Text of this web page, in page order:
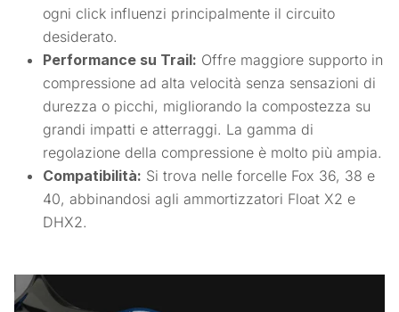
ogni click influenzi principalmente il circuito
desiderato.
Performance su Trail: Offre maggiore supporto in
compressione ad alta velocità senza sensazioni di
durezza o picchi, migliorando la compostezza su
grandi impatti e atterraggi. La gamma di
regolazione della compressione è molto più ampia.
Compatibilità: Si trova nelle forcelle Fox 36, 38 e
40, abbinandosi agli ammortizzatori Float X2 e
DHX2.